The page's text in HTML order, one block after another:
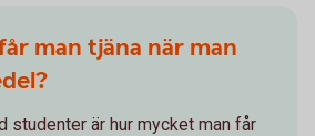
man tjäna när man
studenter är hur mycket man får